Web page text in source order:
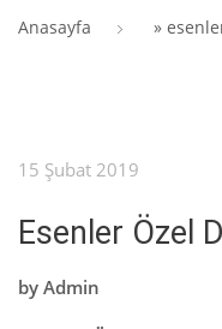
SRC & PSIKOTEKNIK
BLOG
İLETIŞIM
Anasayfa »
15 Şubat 2019
Esenler Özel
by Admin